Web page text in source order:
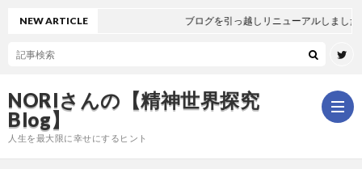
NORIさんの【精神世界探究
Blog】
人生を最大限に幸せにするヒント
NEW ARTICLE ブログを引っ越しリニューアルしました